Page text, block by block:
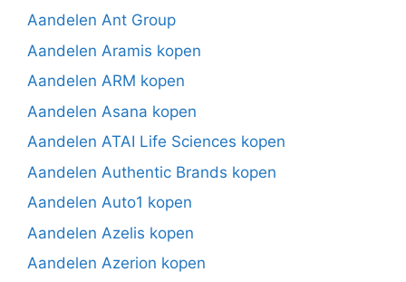
Aandelen Ant Group
Aandelen Aramis kopen
Aandelen ARM kopen
Aandelen Asana kopen
Aandelen ATAI Life Sciences kopen
Aandelen Authentic Brands kopen
Aandelen Auto1 kopen
Aandelen Azelis kopen
Aandelen Azerion kopen